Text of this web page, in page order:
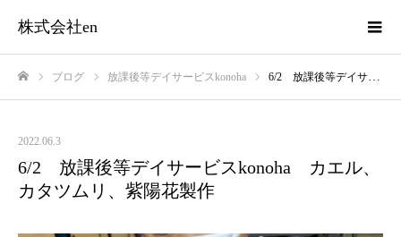
株式会社en
ブログ 放課後等デイサービスkonoha 6/2 放課後等デイサービスkonoha カエル、カタツムリ、紫陽花製作
2022.06.3
6/2 放課後等デイサービスkonoha カエル、
カタツムリ、紫陽花製作